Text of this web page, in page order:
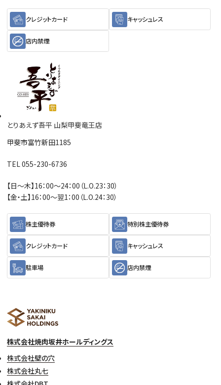
クレジットカード キャッシュレス
店内禁煙
とりあえず吾平 山梨甲斐竜王店
甲斐市富竹新田1185
TEL 055-230-6736
【日～木】16：00～24：00（L.O.23：30）
【金・土】16：00～翌1：00（L.O.24：30）
株主優待券 特別株主優待券
クレジットカード キャッシュレス
駐車場 店内禁煙
株式会社焼肉坂井ホールディングス
株式会社壁の穴
株式会社丸七